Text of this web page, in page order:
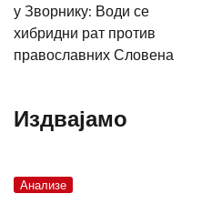
у Зворнику: Води се
хибридни рат против
православних Словена
Издвајамо
Анализе